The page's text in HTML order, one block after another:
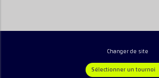
Changer de site
Sélectionner un tournoi